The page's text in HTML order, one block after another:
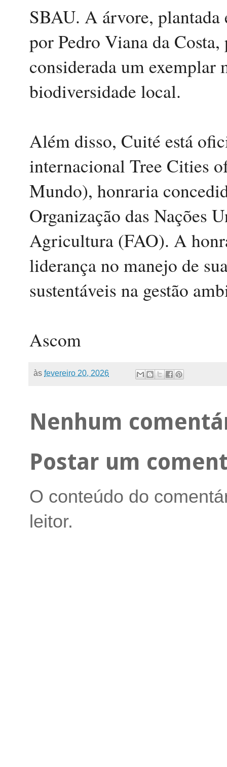
SBAU. A árvore,
por Pedro Viana da
considerada um exemplar
biodiversidade local.
Além disso, Cuité está
internacional Tree Cities
Mundo), honraria
Organização das Nações
Agricultura (FAO). A
liderança no manejo de
sustentáveis na gestão
Ascom
às fevereiro 20, 2026
Nenhum
Postar um
O conteúdo do
leitor.